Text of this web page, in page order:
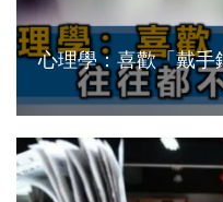
心理學：喜歡「戴